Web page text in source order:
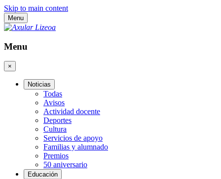
Skip to main content
Menu
Menu
×
Noticias
Todas
Avisos
Actividad docente
Deportes
Cultura
Servicios de apoyo
Familias y alumnado
Premios
50 aniversario
Educación